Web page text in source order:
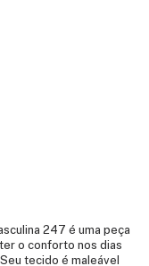
247 é uma peça
o conforto nos dias
tecido é maleável